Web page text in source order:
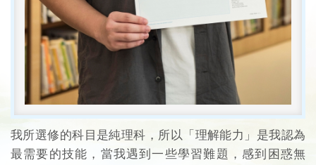
我所選修的科目是純理科，所以「理解能力」是我認為
最需要的技能，當我遇到一些學習難題，感到困惑無